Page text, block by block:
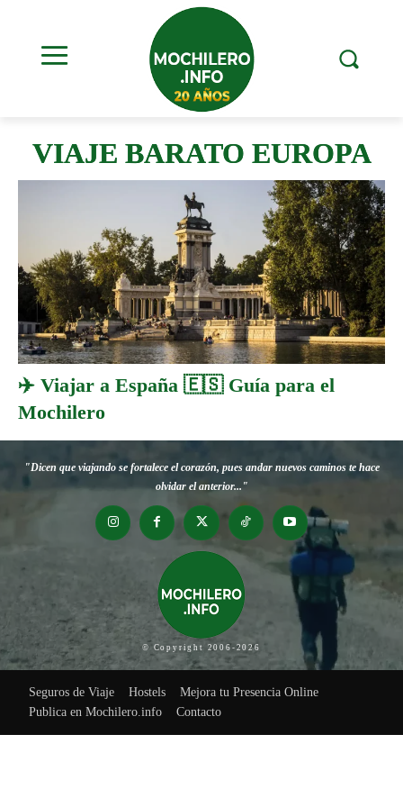
VIAJE BARATO EUROPA
✈️ Viajar a España 🇪🇸 Guía para el
Mochilero
"Dicen que viajando se fortalece el corazón, pues andar nuevos caminos te hace
olvidar el anterior..."
© Copyright 2006-2026
Seguros de Viaje Hostels
Mejora tu Presencia Online
Publica en Mochilero.info
Contacto